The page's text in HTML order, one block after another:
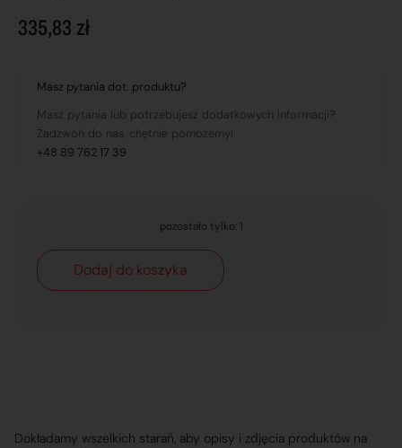
335,83 zł
Masz pytania dot. produktu?
Masz pytania lub potrzebujesz dodatkowych informacji?
Zadzwoń do nas, chętnie pomożemy!
+48 89 762 17 39
pozostało tylko: 1
Dodaj do koszyka
Dokładamy wszelkich starań, aby opisy i zdjęcia produktów na